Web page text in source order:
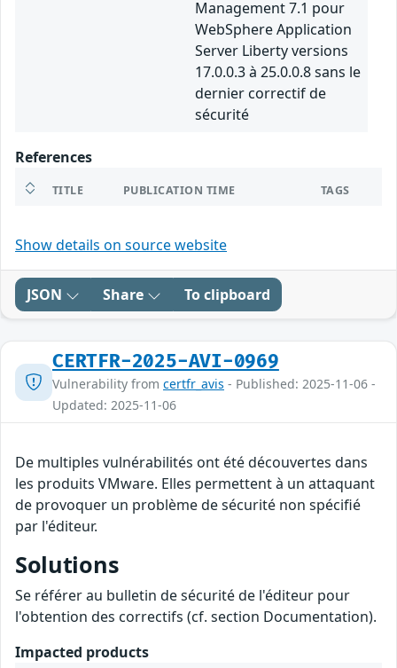
Management 7.1 pour
WebSphere Application
Server Liberty versions
17.0.0.3 à 25.0.0.8 sans le
dernier correctif de
sécurité
References
TITLE PUBLICATION TIME TAGS
Show details on source website
JSON Share To clipboard
CERTFR-2025-AVI-0969
Vulnerability from certfr_avis - Published: 2025-11-06 -
Updated: 2025-11-06
De multiples vulnérabilités ont été découvertes dans
les produits VMware. Elles permettent à un attaquant
de provoquer un problème de sécurité non spécifié
par l'éditeur.
Solutions
Se référer au bulletin de sécurité de l'éditeur pour
l'obtention des correctifs (cf. section Documentation).
Impacted products